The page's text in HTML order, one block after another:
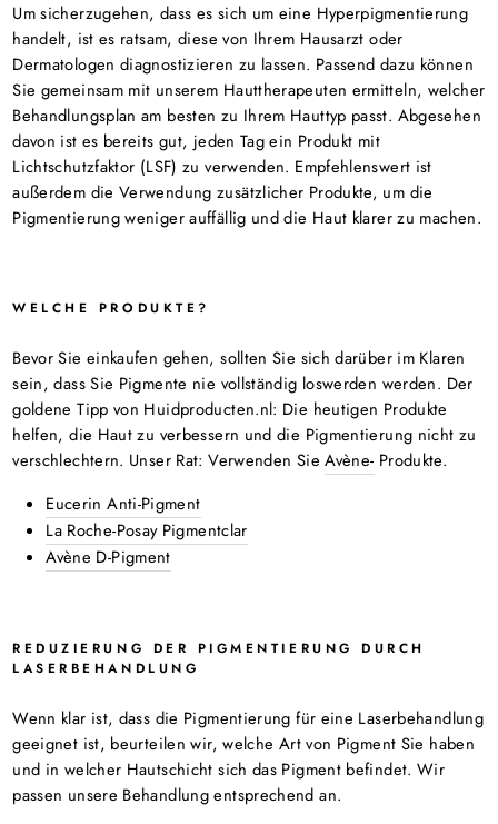
Um sicherzugehen, dass es sich um eine Hyperpigmentierung
handelt, ist es ratsam, diese von Ihrem Hausarzt oder
Dermatologen diagnostizieren zu lassen. Passend dazu können
Sie gemeinsam mit unserem Hauttherapeuten ermitteln, welcher
Behandlungsplan am besten zu Ihrem Hauttyp passt. Abgesehen
davon ist es bereits gut, jeden Tag ein Produkt mit
Lichtschutzfaktor (LSF) zu verwenden. Empfehlenswert ist
außerdem die Verwendung zusätzlicher Produkte, um die
Pigmentierung weniger auffällig und die Haut klarer zu machen.
WELCHE PRODUKTE?
Bevor Sie einkaufen gehen, sollten Sie sich darüber im Klaren
sein, dass Sie Pigmente nie vollständig loswerden werden. Der
goldene Tipp von Huidproducten.nl: Die heutigen Produkte
helfen, die Haut zu verbessern und die Pigmentierung nicht zu
verschlechtern. Unser Rat: Verwenden SieAvène- Produkte.
Eucerin Anti-Pigment
La Roche-Posay Pigmentclar
Avène D-Pigment
REDUZIERUNG DER PIGMENTIERUNG DURCH
LASERBEHANDLUNG
Wenn klar ist, dass die Pigmentierung für eine Laserbehandlung
geeignet ist, beurteilen wir, welche Art von Pigment Sie haben
und in welcher Hautschicht sich das Pigment befindet. Wir
passen unsere Behandlung entsprechend an.